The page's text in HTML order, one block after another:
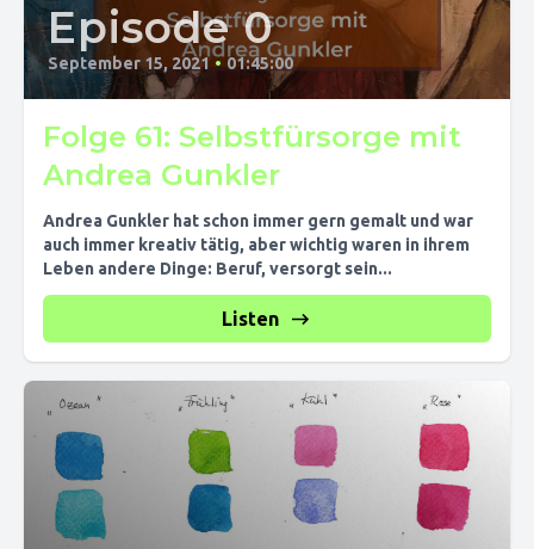
Episode 0
September 15, 2021 • 01:45:00
Folge 61: Selbstfürsorge mit
Andrea Gunkler
Andrea Gunkler hat schon immer gern gemalt und war
auch immer kreativ tätig, aber wichtig waren in ihrem
Leben andere Dinge: Beruf, versorgt sein...
Listen